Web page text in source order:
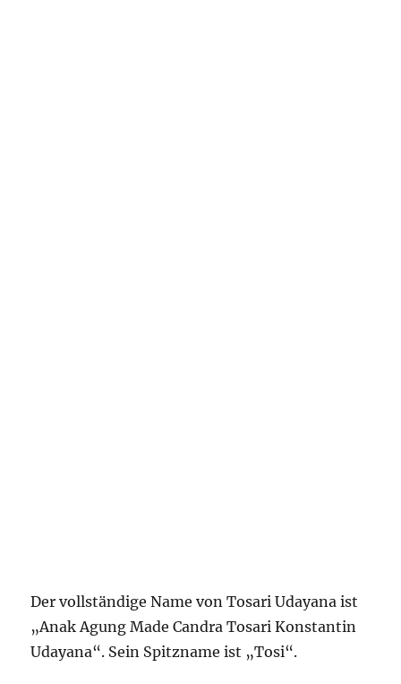
Der vollständige Name von Tosari Udayana ist
„Anak Agung Made Candra Tosari Konstantin
Udayana“. Sein Spitzname ist „Tosi“.